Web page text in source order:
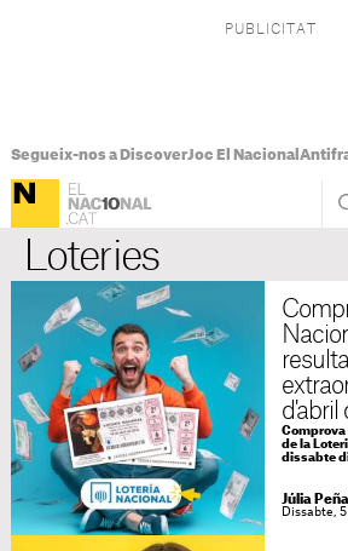
Segueix-nos a DiscoverJoc El Nacional
Loteries
d'abril
de la
dissabte
Júlia
Dissabte,